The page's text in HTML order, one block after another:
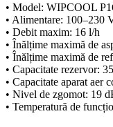
• Model: WIPCOOL
• Alimentare: 100–230
• Debit maxim: 16 l/h
• Înălțime maximă de
• Înălțime maximă de
• Capacitate rezervor:
• Capacitate aparat aer
• Nivel de zgomot: 19
• Temperatură de